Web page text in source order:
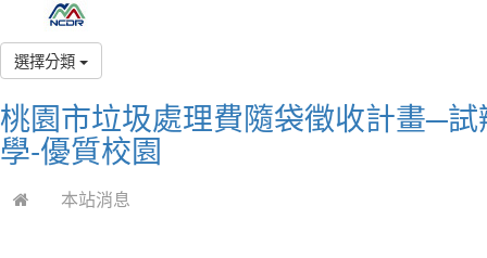
選擇分類
桃園市垃圾處理費隨袋徵收計畫─
學-優質校園
本站消息